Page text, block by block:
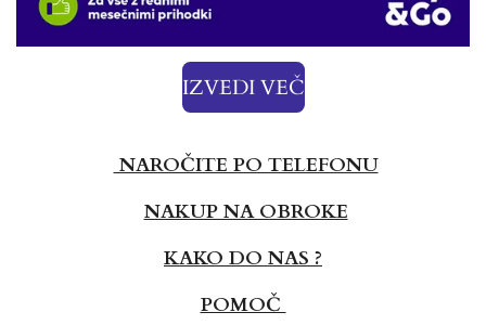
IZVEDI VEČ
NAROČITE PO TELEFONU
NAKUP NA OBROKE
KAKO DO NAS ?
POMOČ